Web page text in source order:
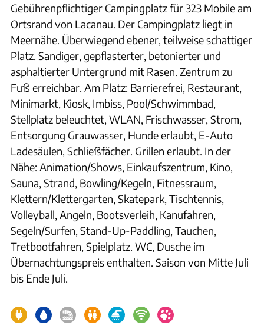
Gebührenpflichtiger Campingplatz für 323 Mobile am
Ortsrand von Lacanau. Der Campingplatz liegt in
Meernähe. Überwiegend ebener, teilweise schattiger
Platz. Sandiger, gepflasterter, betonierter und
asphaltierter Untergrund mit Rasen. Zentrum zu
Fuß erreichbar. Am Platz: Barrierefrei, Restaurant,
Minimarkt, Kiosk, Imbiss, Pool/Schwimmbad,
Stellplatz beleuchtet, WLAN, Frischwasser, Strom,
Entsorgung Grauwasser, Hunde erlaubt, E-Auto
Ladesäulen, Schließfächer. Grillen erlaubt. In der
Nähe: Animation/Shows, Einkaufszentrum, Kino,
Sauna, Strand, Bowling/Kegeln, Fitnessraum,
Klettern/Klettergarten, Skatepark, Tischtennis,
Volleyball, Angeln, Bootsverleih, Kanufahren,
Segeln/Surfen, Stand-Up-Paddling, Tauchen,
Tretbootfahren, Spielplatz. WC, Dusche im
Übernachtungspreis enthalten. Saison von Mitte Juli
bis Ende Juli.